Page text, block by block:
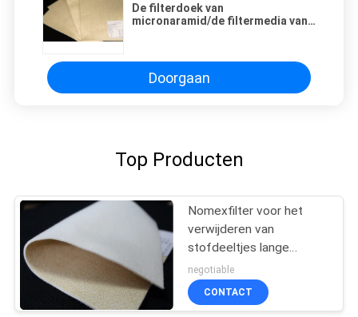
De filterdoek van
micronaramid/de filtermedia van
Doorgaan
Top Producten
Nomexfilter voor het
verwijderen van
stofdeeltjes lange
levensduur hoge
treksterkte
negotiable
CONTACT